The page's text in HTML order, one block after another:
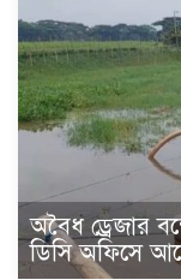
অবৈধ ড্রেজার
ডিসি অফিসে